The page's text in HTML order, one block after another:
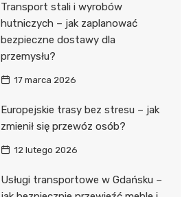
Transport stali i wyrobów
hutniczych – jak zaplanować
bezpieczne dostawy dla
przemysłu?
17 marca 2026
Europejskie trasy bez stresu – jak
zmienił się przewóz osób?
12 lutego 2026
Usługi transportowe w Gdańsku –